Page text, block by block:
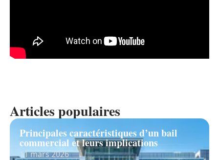
Articles populaires
Principales caractéristiques d’un bail
commercial et leurs implications
11 mars 2026